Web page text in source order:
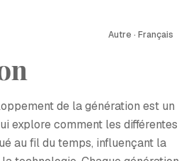
Autre · Français
de la génération est un
explore comment les différentes
au fil du temps, influençant la